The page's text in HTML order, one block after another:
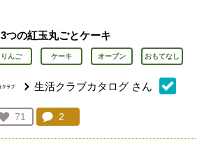
3つの紅玉丸ごとケーキ
りんご ケーキ オーブン おもてなし
生活クラブカタログ さん
お気に入り登録：
71
人が登録
コメント：
2